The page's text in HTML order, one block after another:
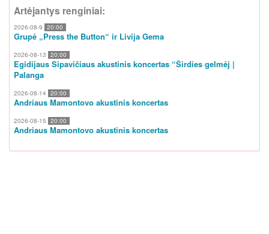
Artėjantys renginiai:
2026-08-9 20:00
Grupė „Press the Button“ ir Livija Gema
2026-08-13 20:00
Egidijaus Sipavičiaus akustinis koncertas “Širdies gelmėj |
Palanga
2026-08-14 20:00
Andriaus Mamontovo akustinis koncertas
2026-08-15 20:00
Andriaus Mamontovo akustinis koncertas